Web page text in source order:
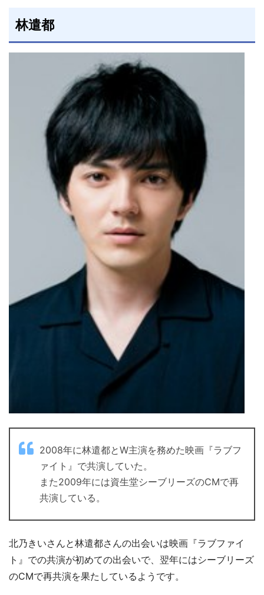
林遣都
2008年に林遣都とW主演を務めた映画『ラブフ
ァイト』で共演していた。
また2009年には資生堂シーブリーズのCMで再
共演している。
北乃きいさんと林遣都さんの出会いは映画『ラブファイ
ト』での共演が初めての出会いで、翌年にはシーブリーズ
のCMで再共演を果たしているようです。